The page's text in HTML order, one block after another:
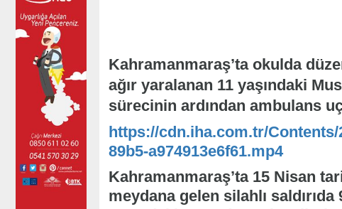
Kahramanmaraş’ta okulda
ağır yaralanan 11 yaşındaki
sürecinin ardından ambulans
https://cdn.iha.com.tr/Contents/
89b5-a974913e6f61.mp4
Kahramanmaraş’ta 15 Nisan
meydana gelen silahlı